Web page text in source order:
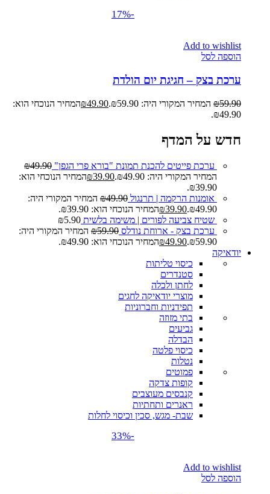
-17%
Add to wishlist
הוספה לסל
ערכת בצק – חגיגת יום הולדת
₪59.90 המחיר המקורי היה: ₪59.90. ₪49.90
המחיר הנוכחי הוא:
₪49.90.
חדש על המדף
ערכת פייטים להכנת תמונת "בורא פרי הגפן" ₪49.90
המחיר המקורי היה: ₪49.90.
₪39.90
המחיר הנוכחי הוא:
₪39.90.
אומנות הרקמה | תרנגול
₪49.90
המחיר המקורי היה:
₪49.90.
₪39.90
המחיר הנוכחי הוא: ₪39.90.
שטיח צביעה לפורים | משימה בלשית
₪5.90
ערכת בצק - ארוחת נודלס
₪59.90
המחיר המקורי היה:
₪59.90.
₪49.90
המחיר הנוכחי הוא: ₪49.90.
יודאיקה
כיסוי טליתות
סטנדרים
לחתן ולכלה
מוצרי יודאיקה לחגים
תפידניות וחברוניות
בתי מזוזה
גביעים
הבדלה
כיסוי פלטה
נטלות
פמוטים
קופות צדקה
קנבסים מעוצבים
ראנרים ותחתיות
שבת- מגש, סכין וכיסוי לחלות
-33%
Add to wishlist
הוספה לסל